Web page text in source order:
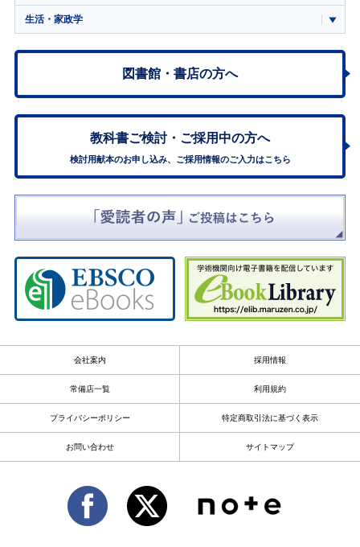
生活・家政学
図書館・書店の方へ
教科書ご検討・ ご採用中の方へ
検討用献本のお申し込み、ご採用情報のご入力はこちら
会社案内 採用情報
常備店一覧 利用規約
プライバシーポリシー 特定商取引法に基づく表示
お問い合わせ サイトマップ